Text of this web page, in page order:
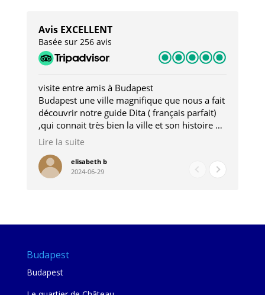
Avis EXCELLENT
Basée sur 256 avis
visite entre amis à Budapest
Budapest une ville magnifique que nous a fait
découvrir notre guide Dita ( français parfait)
,qui connait très bien la ville et son histoire et
qui nous a permis d'accéder à des lieux
pour les restaurants . A la fin de notre séjour
nous étions plus avec une amie qu' une guide
Lire la suite
elisabeth b
2024-06-29
Budapest
Budapest